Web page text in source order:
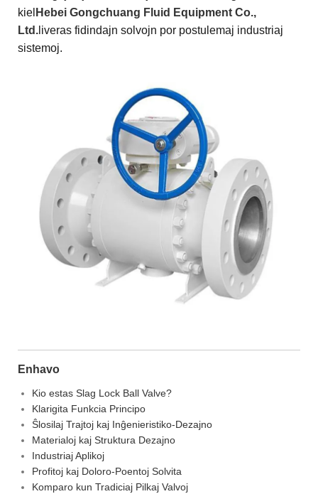
kiel Hebei Gongchuang Fluid Equipment Co.,
Ltd. liveras fidindajn solvojn por postulemaj industriaj
sistemoj.
Enhavo
Kio estas Slag Lock Ball Valve?
Klarigita Funkcia Principo
Ŝlosilaj Trajtoj kaj Inĝenieristiko-Dezajno
Materialoj kaj Struktura Dezajno
Industriaj Aplikoj
Profitoj kaj Doloro-Poentoj Solvita
Komparo kun Tradiciaj Pilkaj Valvoj